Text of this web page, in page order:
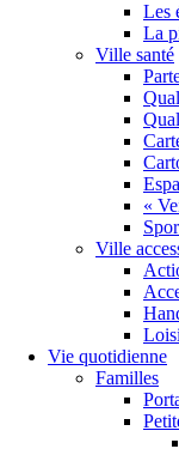
Les
La
Ville santé
«
Ville
Vie quotidienne
Familles